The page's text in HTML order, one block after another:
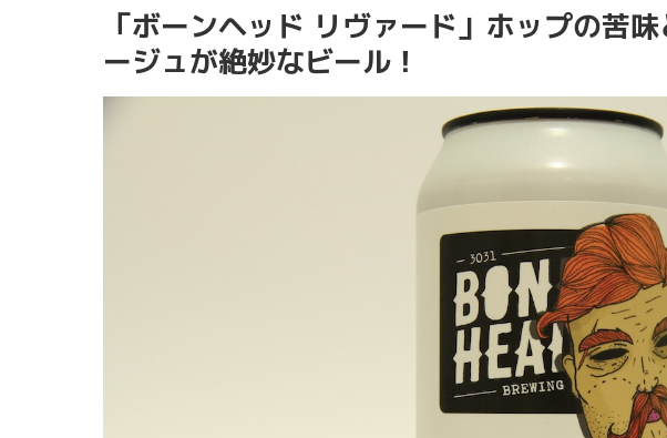
「ボーンヘッド リヴァード」ホップの苦
ージュが絶妙なビール！